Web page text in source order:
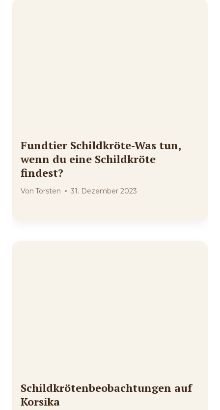
Fundtier Schildkröte-Was tun,
wenn du eine Schildkröte
findest?
Von Torsten 31. Dezember 2023
Schildkrötenbeobachtungen auf
Korsika